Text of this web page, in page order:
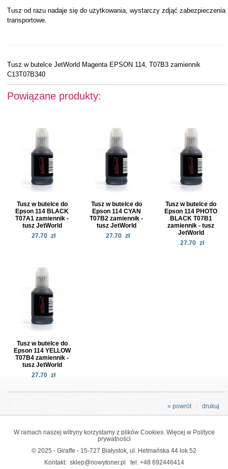
Tusz od razu nadaje się do użytkowania, wystarczy zdjąć zabezpieczenia
transportowe.
Tusz w butelce JetWorld Magenta EPSON 114, T07B3 zamiennik
C13T07B340
Powiązane produkty:
Tusz w butelce do
Epson 114 BLACK
T07A1 zamiennik -
tusz JetWorld
27.70 zł
Tusz w butelce do
Epson 114 CYAN
T07B2 zamiennik -
tusz JetWorld
27.70 zł
Tusz w butelce do
Epson 114 PHOTO
BLACK T07B1
zamiennik - tusz
JetWorld
27.70 zł
Tusz w butelce do
Epson 114 YELLOW
T07B4 zamiennik -
tusz JetWorld
27.70 zł
drukuj
« powrót
W ramach naszej witryny korzystamy z plików Cookies. Więcej w Polityce
prywatności
© 2025 - Giraffe - 15-727 Białystok, ul. Hetmańska 44 lok 52
Kontakt: sklep@nowytoner.pl tel. +48 692446414